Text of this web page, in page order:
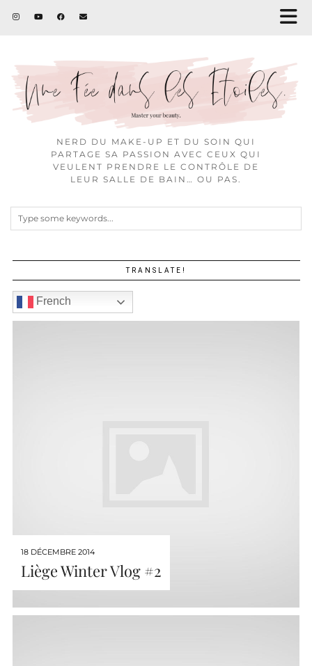
NERD DU MAKE-UP ET DU SOIN QUI
PARTAGE SA PASSION AVEC CEUX QUI
VEULENT PRENDRE LE CONTRÔLE DE
LEUR SALLE DE BAIN… OU PAS.
TRANSLATE!
French
18 DÉCEMBRE 2014
Liège Winter Vlog #2